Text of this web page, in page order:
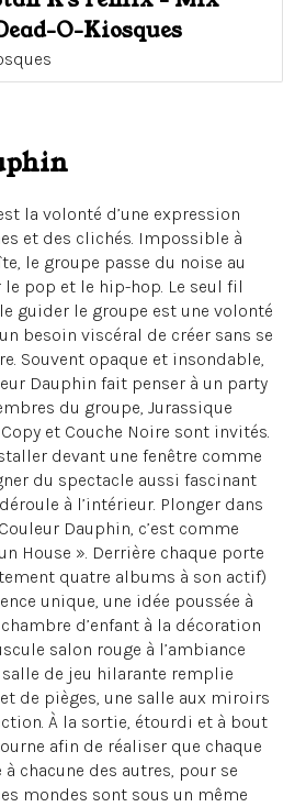
O-Kiosques
la volonté d’une expression
et des clichés. Impossible à
le groupe passe du noise au
pop et le hip-hop. Le seul fil
guider le groupe est une volonté
besoin viscéral de créer sans se
Souvent opaque et insondable,
Dauphin fait penser à un party
du groupe, Jurassique
et Couche Noire sont invités.
devant une fenêtre comme
du spectacle aussi fascinant
à l’intérieur. Plonger dans
Dauphin, c’est comme
House ». Derrière chaque porte
quatre albums à son actif)
unique, une idée poussée à
d’enfant à la décoration
salon rouge à l’ambiance
de jeu hilarante remplie
de pièges, une salle aux miroirs
À la sortie, étourdi et à bout
afin de réaliser que chaque
chacune des autres, pour se
mondes sont sous un même